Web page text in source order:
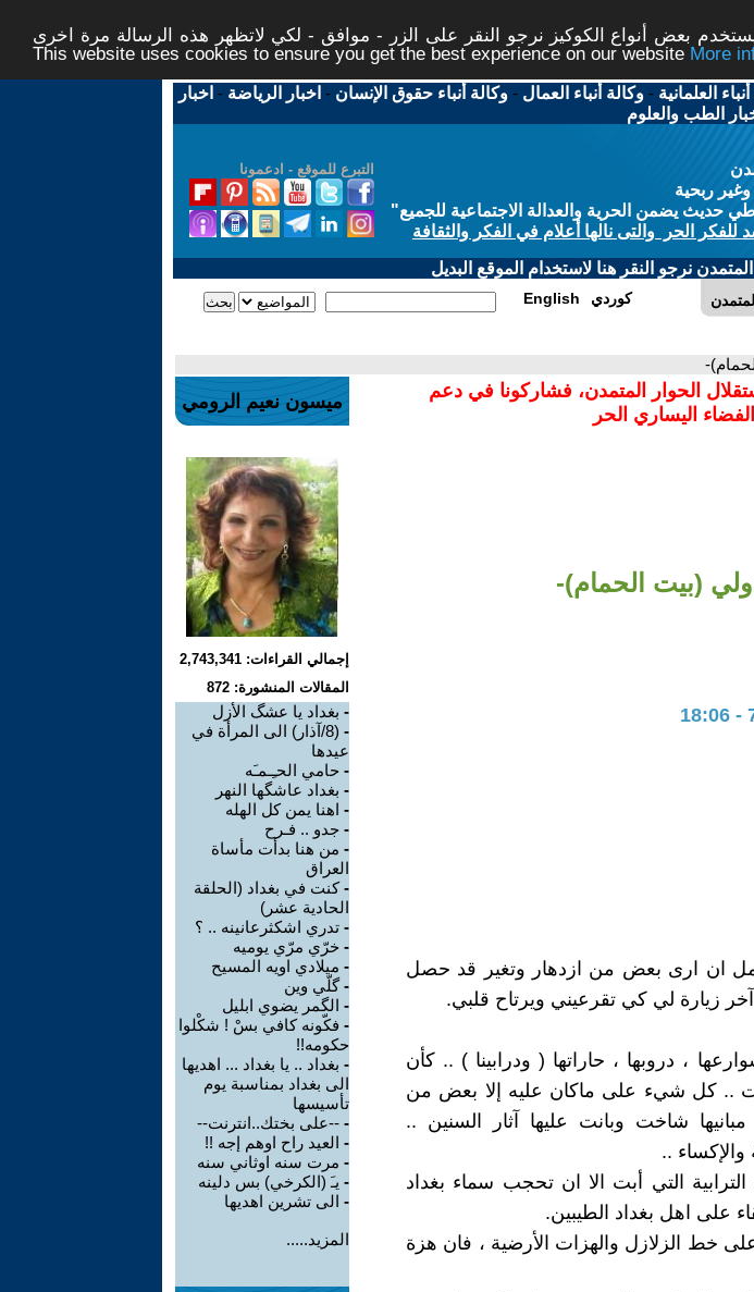
بعض أنواع الكوكيز نرجو النقر على الزر - موافق - لكي لاتظهر هذه الرسالة مرة اخرى -
This website uses cookies to ensure you get the best experience on our website
العلمانية -وكالة أنباء العمال -وكالة أنباء حقوق الإنسان - اخبار الرياضة - اخبار
الطب والعلوم
التبرع للموقع - ادعمونا
ربحية
يضمن الحرية والعدالة الاجتماعية للجميع"
الحر والتى نالها أعلام في الفكر والثقافة
نرجو النقر هنا لاستخدام الموقع البديل
English كوردي
الحوار المتمدن، فشاركونا في دعم
اليساري الحر
(بيت الحمام)-
ان ارى بعض من ازدهار وتغير قد حصل
زيارة لي كي تقرعيني ويرتاح قلبي.
، دروبها ، حاراتها ( ودرابينا ) .. كأن
.. كل شيء على ماكان عليه إلا بعض من
شاخت وبانت عليها آثار السنين ..
والإكساء ..
التي أبت الا ان تحجب سماء بغداد
على اهل بغداد الطيبين.
خط الزلازل والهزات الأرضية ، فان هزة
ميسون نعيم الرومي
إجمالي القراءات: 2,743,341
المقالات المنشورة: 872
- بغداد يا عشگ الأزل
-
(8/آذار) الى المرأة في
عيدها
- حامي الحـِـمـَه
- بغداد عاشگها النهر
- اهنا يمن كل الهله
- جدو .. فـرح
- من هنا بدأت مأساة
العراق
-كنت في بغداد (الحلقة
الحادية عشر)
- تدري اشكثرعانينه .. ؟
- خرّي مرّي يوميه
- ميلادي اويه المسيح
-گلّي وين
- الگمر يضوي ابليل
- فكّونه كافي بسْ ! شكْلوا
حكومه!!
- بغداد .. يا بغداد ... اهديها
الى بغداد بمناسبة يوم
تأسيسها
- --على بختك..انترنت--
- العيد راح اوهم إجه !!
- مرت سنه اوثاني سنه
- يـَ (الكرخي) بس دلينه
- الى تشرين اهديها
المزيد.....